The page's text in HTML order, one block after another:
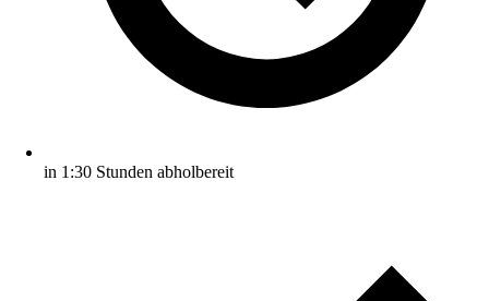
in 1:30 Stunden abholbereit